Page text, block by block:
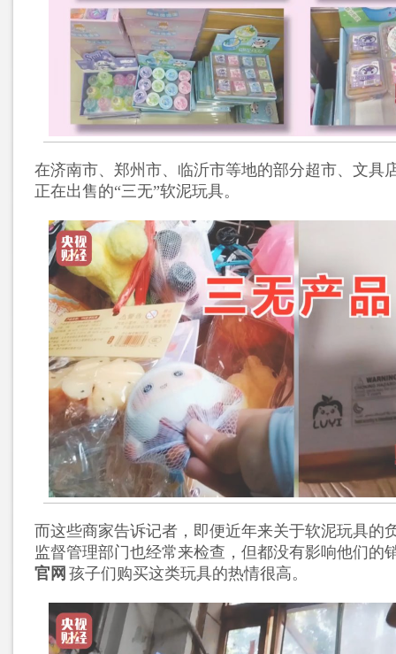
在济南市、郑州市、临沂市等地的部分超市、文具
正在出售的“三无”软泥玩具。
而这些商家告诉记者，即便近年来关于软泥玩具的
监督管理部门也经常来检查，但都没有影响他们的
官网 孩子们购买这类玩具的热情很高。